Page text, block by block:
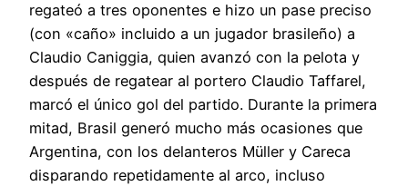
regateó a tres oponentes e hizo un pase preciso
(con «caño» incluido a un jugador brasileño) a
Claudio Caniggia, quien avanzó con la pelota y
después de regatear al portero Claudio Taffarel,
marcó el único gol del partido. Durante la primera
mitad, Brasil generó mucho más ocasiones que
Argentina, con los delanteros Müller y Careca
disparando repetidamente al arco, incluso